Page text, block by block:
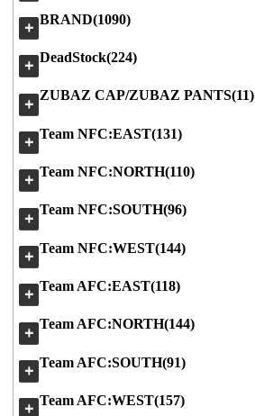
＋
BRAND(1090)
＋
DeadStock(224)
＋
ZUBAZ CAP/ZUBAZ PANTS(11)
＋
Team NFC:EAST(131)
＋
Team NFC:NORTH(110)
＋
Team NFC:SOUTH(96)
＋
Team NFC:WEST(144)
＋
Team AFC:EAST(118)
＋
Team AFC:NORTH(144)
＋
Team AFC:SOUTH(91)
＋
Team AFC:WEST(157)